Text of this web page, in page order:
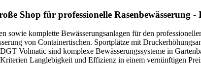
Shop für professionelle
sowie komplette Bewässerungsanlagen für den
von Containertischen. Sportplätze mit
Volmatic sind komplexe Bewässerungssysteme in
Langlebigkeit und Effizienz in einem vernünftigen